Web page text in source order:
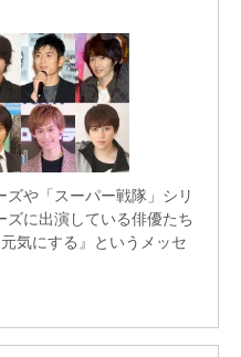
や「スーパー戦隊」シリ
に出演している俳優たち
気にする』というメッセ